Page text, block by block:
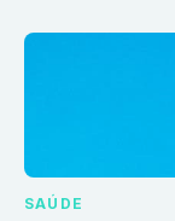
SAÚDE